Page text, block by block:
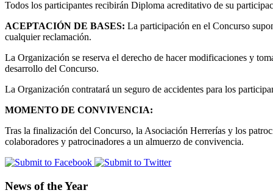
Todos los participantes recibirán Diploma acreditativo de su
ACEPTACIÓN DE BASES: La participación en el Concurso
cualquier reclamación.
La Organización se reserva el derecho de hacer modificaciones y
desarrollo del Concurso.
La Organización contratará un seguro de accidentes para los
MOMENTO DE CONVIVENCIA:
Tras la finalización del Concurso, la Asociación Herrerías y los
colaboradores y patrocinadores a un almuerzo de convivencia.
News of the Year